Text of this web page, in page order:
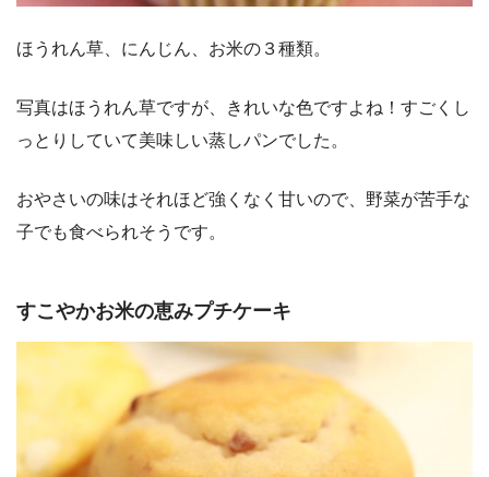
ほうれん草、にんじん、お米の３種類。
写真はほうれん草ですが、きれいな色ですよね！すごくし
っとりしていて美味しい蒸しパンでした。
おやさいの味はそれほど強くなく甘いので、野菜が苦手な
子でも食べられそうです。
すこやかお米の恵みプチケーキ